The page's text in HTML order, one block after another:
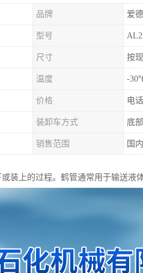
品牌 爱德
型号
尺寸 按
温度 -
价格 电
装卸车方式 底
销售范围 国
装上的过程。鹤管通常用于输送液